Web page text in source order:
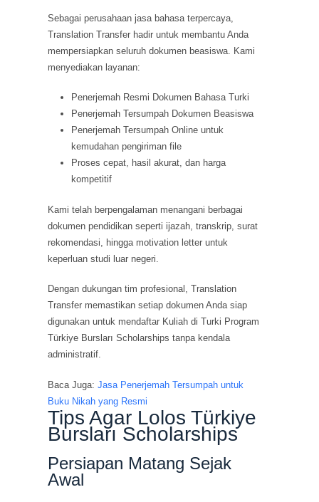
Sebagai perusahaan jasa bahasa terpercaya,
Translation Transfer hadir untuk membantu Anda
mempersiapkan seluruh dokumen beasiswa. Kami
menyediakan layanan:
Penerjemah Resmi Dokumen Bahasa Turki
Penerjemah Tersumpah Dokumen Beasiswa
Penerjemah Tersumpah Online untuk
kemudahan pengiriman file
Proses cepat, hasil akurat, dan harga
kompetitif
Kami telah berpengalaman menangani berbagai
dokumen pendidikan seperti ijazah, transkrip, surat
rekomendasi, hingga motivation letter untuk
keperluan studi luar negeri.
Dengan dukungan tim profesional, Translation
Transfer memastikan setiap dokumen Anda siap
digunakan untuk mendaftar Kuliah di Turki Program
Türkiye Bursları Scholarships tanpa kendala
administratif.
Baca Juga:Jasa Penerjemah Tersumpah untuk
Buku Nikah yang Resmi
Tips Agar Lolos Türkiye
Bursları Scholarships
Persiapan Matang Sejak
Awal